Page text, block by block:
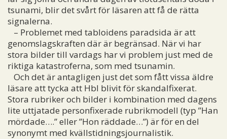
tsunami, blir det svårt för läsaren att få de rätta
signalerna.
– Problemet med tabloidens paradsida är att
genomslagskraften där är begränsad. När vi har
stora bilder till vardags har vi problem just med de
riktiga katastroferna, som med tsunamin.
Och det är antagligen just det som fått vissa äldre
läsare att tycka att Hbl blivit för skandalfixerat.
Stora rubriker och bilder i kombination med dagens
lite uttjatade personfixerade rubrikmodell (typ ”Han
mördade….” eller ”Hon räddade…”) är för en del
synonymt med kvällstidningsjournalistik.